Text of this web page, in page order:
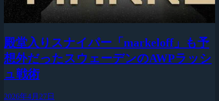
殿堂入りスナイパー「markeloff」も予
想外だったスウェーデンのAWPラッシ
ュ戦術
2026年4月27日